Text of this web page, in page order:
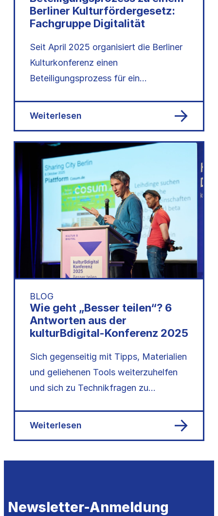
Berliner Kulturfördergesetz:
Fachgruppe Digitalität
Seit April 2025 organisiert die Berliner
Kulturkonferenz einen
Beteiligungsprozess für ein
Weiterlesen
BLOG
Wie geht „Besser teilen“? 6
Antworten aus der
kulturBdigital-Konferenz 2025
Sich gegenseitig mit Tipps, Materialien
und geliehenen Tools weiterzuhelfen
und sich zu Technikfragen zu
Weiterlesen
Newsletter-Anmeldung